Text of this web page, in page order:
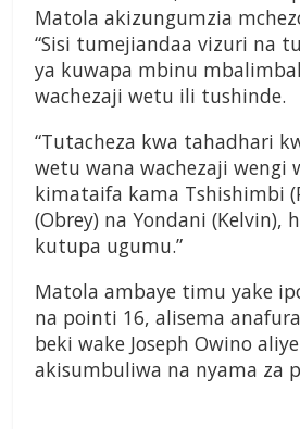
Matola akizungumzia
“Sisi tumejiandaa vizuri na
ya kuwapa mbinu
wachezaji wetu ili tushinde.
“Tutacheza kwa tahadhari
wetu wana wachezaji wengi
kimataifa kama Tshishimbi
(Obrey) na Yondani (Kelvin),
kutupa ugumu.”
Matola ambaye timu yake
na pointi 16, alisema
beki wake Joseph Owino
akisumbuliwa na nyama za